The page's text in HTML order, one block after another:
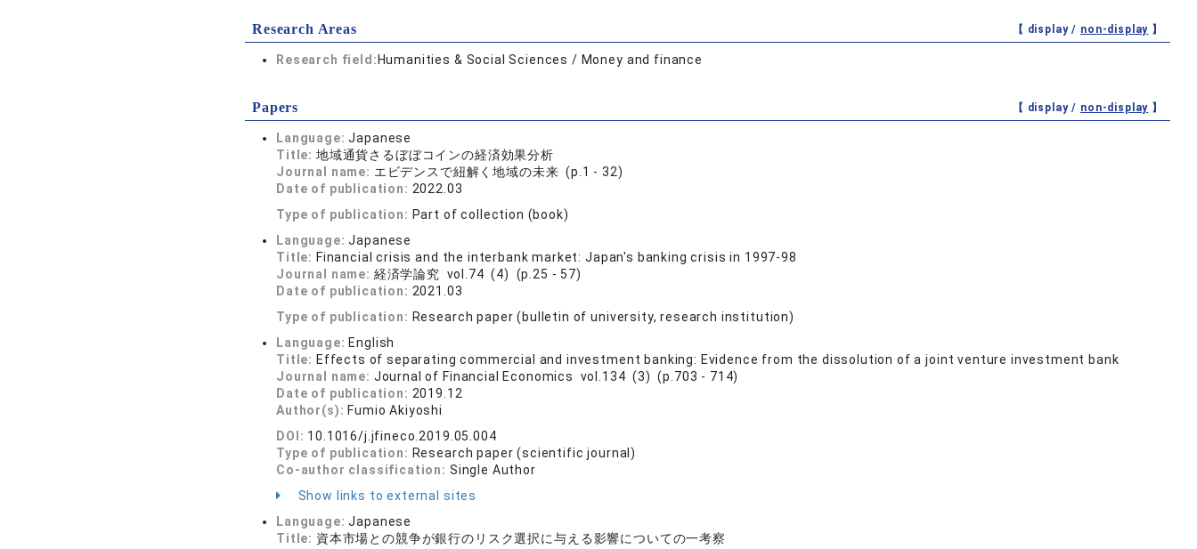
Research Areas 【 display / non-display 】
Research field: Humanities & Social Sciences / Money and finance
Papers 【 display / non-display 】
Language:Japanese
Title: 地域通貨さるぼぼコインの経済効果分析
Journal name: エビデンスで紐解く地域の未来 (p.1 - 32)
Date of publication: 2022.03
Type of publication: Part of collection (book)
Language:Japanese
Title: Financial crisis and the interbank market: Japan's banking crisis in 1997-98
Journal name: 経済学論究 vol.74 (4) (p.25 - 57)
Date of publication: 2021.03
Type of publication: Research paper (bulletin of university, research institution)
Language: English
Title: Effects of separating commercial and investment banking: Evidence from the dissolution of a joint venture investment bank
Journal name: Journal of Financial Economics vol.134 (3) (p.703 - 714)
Date of publication: 2019.12
Author(s): Fumio Akiyoshi
DOI: 10.1016/j.jfineco.2019.05.004
Type of publication: Research paper (scientific journal)
Co-author classification: Single Author
Show links to external sites
Language:Japanese
Title: 資本市場との競争が銀行のリスク選択に与える影響についての一考察